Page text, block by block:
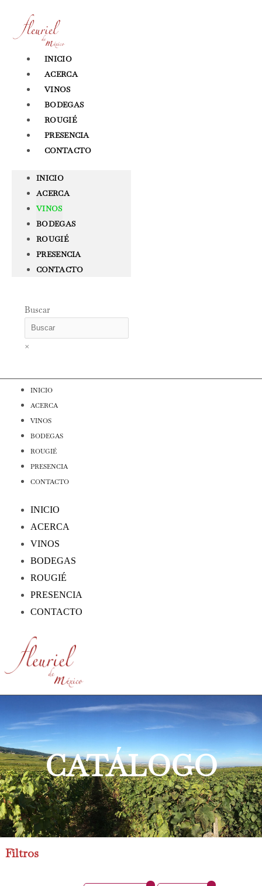
contenido
INICIO
ACERCA
VINOS
BODEGAS
ROUGIÉ
PRESENCIA
CONTACTO
INICIO
ACERCA
VINOS
BODEGAS
ROUGIÉ
PRESENCIA
CONTACTO
Buscar
×
INICIO
ACERCA
VINOS
BODEGAS
ROUGIÉ
PRESENCIA
CONTACTO
INICIO
ACERCA
VINOS
BODEGAS
ROUGIÉ
PRESENCIA
CONTACTO
CATÁLOGO
Filtros